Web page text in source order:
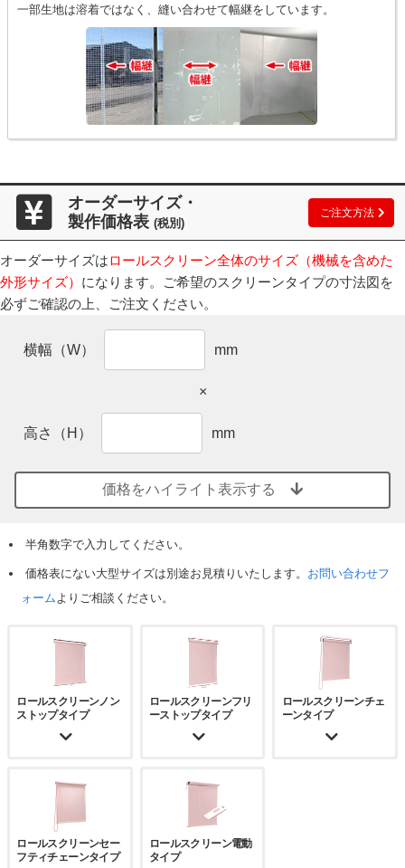
一部生地は溶着ではなく、縫い合わせて幅継をしています。
オーダーサイズ・
製作価格表 (税別)
ご注文方法
オーダーサイズはロールスクリーン全体のサイズ（機械を含めた
外形サイズ） になります。ご希望のスクリーンタイプの寸法図を
必ずご確認の上、ご注文ください。
横幅（W） mm
×
高さ（H） mm
価格をハイライト表示する
半角数字で入力してください。
価格表にない大型サイズは別途お見積りいたします。 お問い合わせフ
ォームよりご相談ください。
ロールスクリーンノン
ストップタイプ
ロールスクリーンフリ
ーストップタイプ
ロールスクリーンチェ
ーンタイプ
ロールスクリーンセー
フティチェーンタイプ
ロールスクリーン電動
タイプ